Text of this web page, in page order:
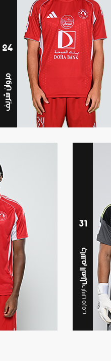
24
مروان شريف
31
جاسم الهيل
حارس مرمى